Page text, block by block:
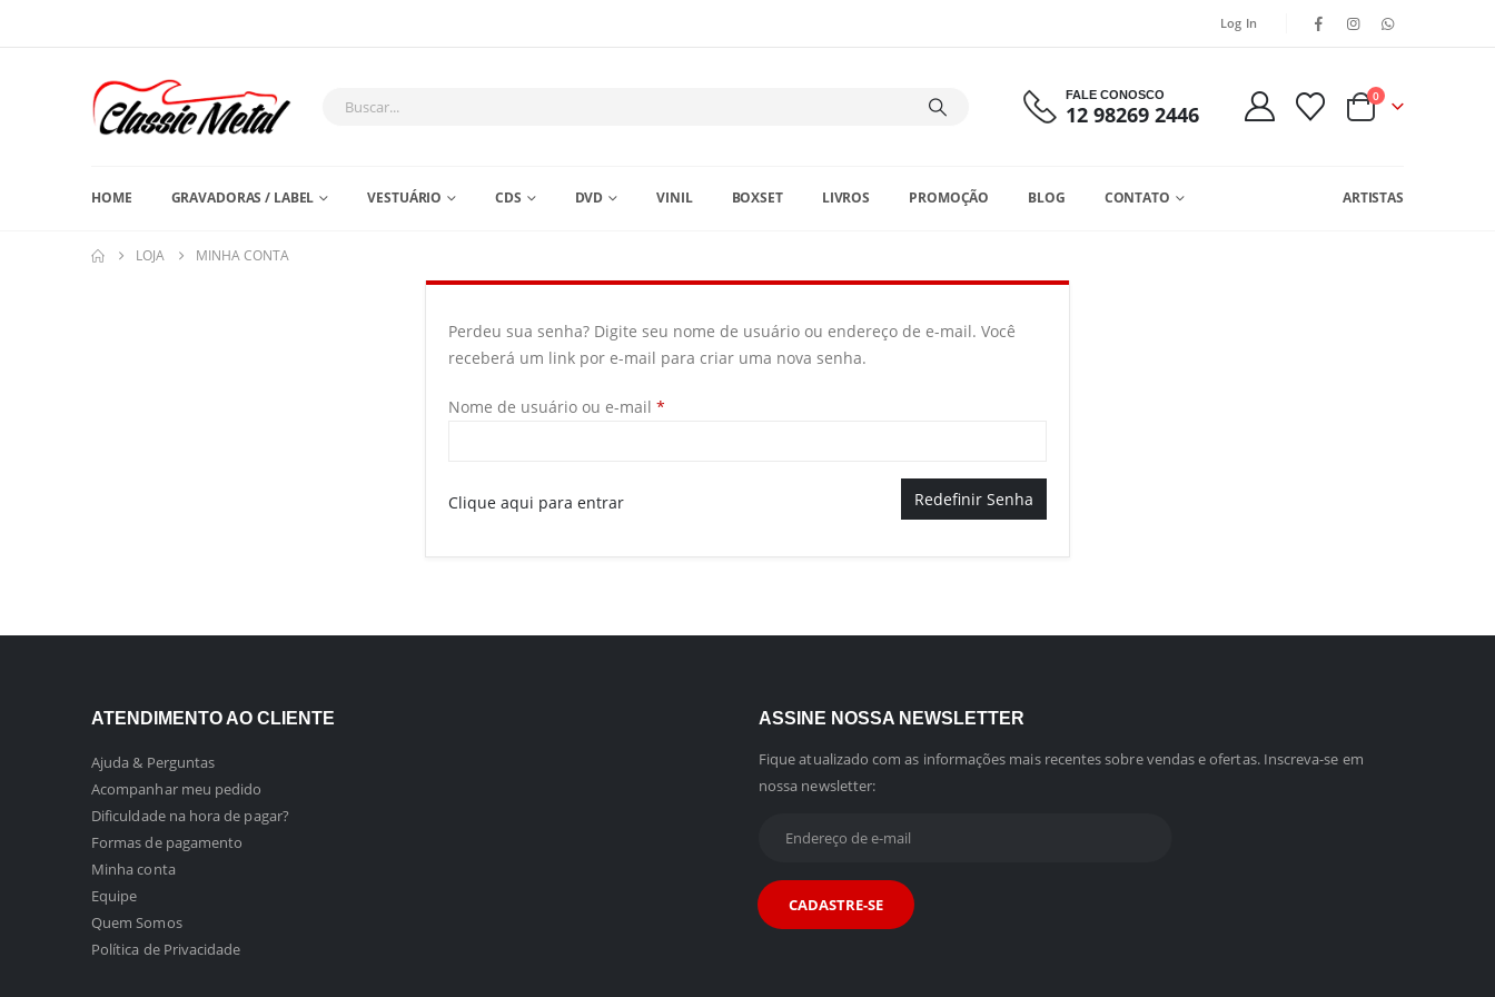
Log In
FALE CONOSCO
12 98269 2446
0
HOME GRAVADORAS / LABEL VESTUÁRIO CDS DVD VINIL BOXSET LIVROS PROMOÇÃO BLOG CONTATO ARTISTAS
LOJA MINHA CONTA
Perdeu sua senha? Digite seu nome de usuário ou endereço de e-mail. Você
receberá um link por e-mail para criar uma nova senha.
Nome de usuário ou e-mail *
Clique aqui para entrar Redefinir Senha
ATENDIMENTO AO CLIENTE
Ajuda & Perguntas
Acompanhar meu pedido
Dificuldade na hora de pagar?
Formas de pagamento
Minha conta
Equipe
Quem Somos
Política de Privacidade
ASSINE NOSSA NEWSLETTER
Fique atualizado com as informações mais recentes sobre vendas e ofertas. Inscreva-se em
nossa newsletter: